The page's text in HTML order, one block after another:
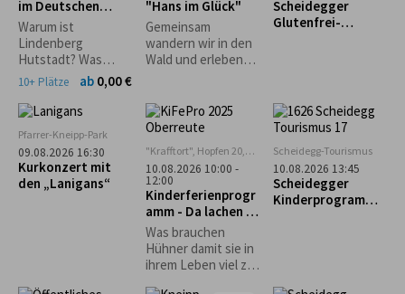
Grünenbach
im Deutschen
Hutmuseum
Warum ist
Lindenberg
Hutstadt? Was
haben denn
damit zu tun? Und
Strohhüte? Warum
gibt es einen
Haifisch im
Museum?
10+ Plätze ab 0,00 €
"Hans im Glück"
Gemeinsam
wandern wir in den
Wald und erleben
Geschichte der
Gebrüder Grimm
Scheidegger
Glutenfrei-
Pfarrer-Kneipp-Park
09.08.2026 16:30
Kurkonzert mit
den „Lanigans“
"Krafftort", Hopfen 20,
88167 Stiefenhofen
10.08.2026 10:00 -
12:00
Kinderferienprogr
amm - Da lachen ja
die Hühner
Was brauchen
Hühner damit sie in
ihrem Leben viel zu
Scheidegg-Tourismus
10.08.2026 13:45
Scheidegger
Kinderprogramm: